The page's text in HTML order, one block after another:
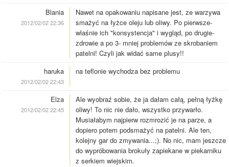
Blania
2012/02/02 22:36
Nawet na opakowaniu napisane jest, ze warzywa
smażyć na łyżce oleju lub oliwy. Po pierwsze-
wlaśnie ich "konsystencja" i wygląd, po drugie-
zdrowie a po 3- mniej problemów ze skrobaniem
patelni! Czyli jak widać same plusy!!
haruka
2012/02/02 22:43
na teflonie wychodza bez problemu
Elza
2012/02/02 22:45
Ale wyobraź sobie, że ja dałam całą, pełną łyżkę
oliwy! To nic nie dało, wszystko przywarło.
Musiałabym najpierw rozmrozić je na parze, a
dopiero potem podsmażyć na patelni. Ale ten,
kolejny gar do zmywania...;). No nic, mam jeszcze
do wypróbowania brokuły zapiekane w piekarniku
z serkiem wiejskim.